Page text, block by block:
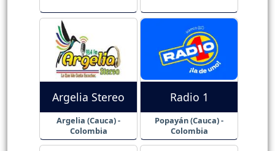
Argelia Stereo
Argelia (Cauca) -
Colombia
Radio 1
Popayán (Cauca) -
Colombia